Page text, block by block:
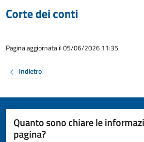
Corte dei conti
Pagina aggiornata il 05/06/2026 11:35
Indietro
Quanto sono chiare le
pagina?